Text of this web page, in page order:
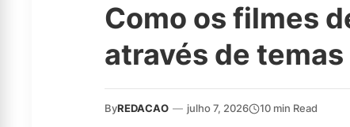
Como os filmes
através de
ByREDACAO — julho 7, 2026 10 min Read